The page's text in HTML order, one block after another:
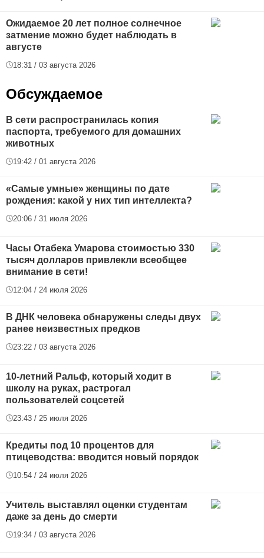
Ожидаемое 20 лет полное солнечное
затмение можно будет наблюдать в
августе
18:31 / 03 августа 2026
Обсуждаемое
В сети распространилась копия
паспорта, требуемого для домашних
животных
19:42 / 01 августа 2026
«Самые умные» женщины по дате
рождения: какой у них тип интеллекта?
20:06 / 31 июля 2026
Часы Отабека Умарова стоимостью 330
тысяч долларов привлекли всеобщее
внимание в сети!
12:04 / 24 июля 2026
В ДНК человека обнаружены следы двух
ранее неизвестных предков
23:22 / 03 августа 2026
10-летний Ральф, который ходит в
школу на руках, растрогал
пользователей соцсетей
23:43 / 25 июля 2026
Кредиты под 10 процентов для
птицеводства: вводится новый порядок
10:54 / 24 июля 2026
Учитель выставлял оценки студентам
даже за день до смерти
19:34 / 03 августа 2026